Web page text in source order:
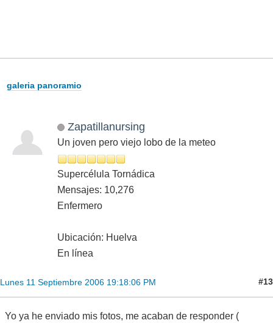
galeria panoramio
Zapatillanursing
Un joven pero viejo lobo de la meteo
Supercélula Tornádica
Mensajes: 10,276
Enfermero
Ubicación: Huelva
En línea
Lunes 11 Septiembre 2006 19:18:06 PM #13
Yo ya he enviado mis fotos, me acaban de responder (